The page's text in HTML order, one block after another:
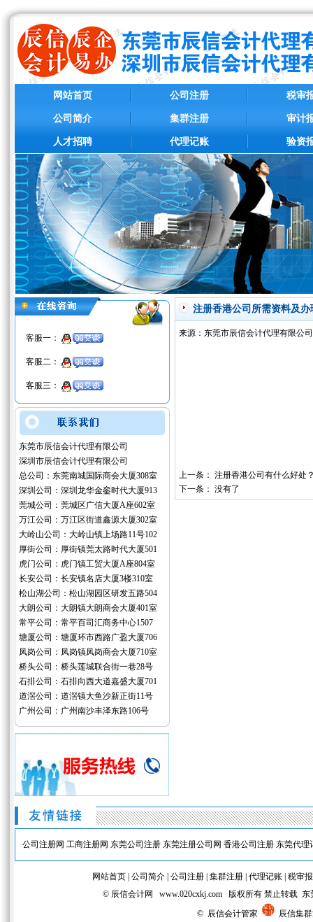
网站首页
公司简介
人才招聘
公司注册
集群注册
代理记账
税审
审计
验资
客服一：
客服二：
客服三：
东莞市辰信会计代理有限公司
深圳市辰信会计代理有限公司
总公司：东莞南城国际商会大厦308室
深圳公司：深圳龙华金銮时代大厦913
莞城公司：莞城区广信大厦A座602室
万江公司：万江区街道鑫源大厦302室
大岭山公司：大岭山镇上场路11号102
厚街公司：厚街镇莞太路时代大厦501
虎门公司：虎门镇工贸大厦A座804室
长安公司：长安镇名店大厦3楼310室
松山湖公司：松山湖园区研发五路504
大朗公司：大朗镇大朗商会大厦401室
常平公司：常平百司汇商务中心1507
塘厦公司：塘厦环市西路广盈大厦706
凤岗公司：凤岗镇凤岗商会大厦710室
桥头公司：桥头莲城联合街一巷28号
石排公司：石排向西大道嘉盛大厦701
道滘公司：道滘镇大鱼沙新正街11号
广州公司：广州南沙丰泽东路106号
注册香港公司所需资料及办
来源：东莞市辰信会计代理有限
上一条： 注册香港公司有什么好处
下一条： 没有了
公司注册网 工商注册网 东莞公司注册 东莞注册公司网 香港公司注册 东莞代理
网站首页 公司简介 公司注册 集群注册 代理记账 税审
© 辰信会计网 www.020cxkj.com 版权所有 禁止转载
© 辰信会计管家
辰信集